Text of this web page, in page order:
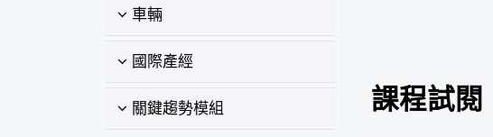
車輛
國際產經
關鍵趨勢模組 課程試閱